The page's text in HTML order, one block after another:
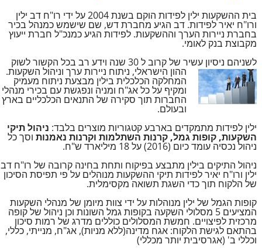
בית ההשקעות ילין לפידות הוקם בשנת 2004 על ידי רו"ח דב ילין
ורו"ח יאיר לפידות. דב הגיע מחברת דש, שם שישמש כמנהל בכיר
בחברת ניירות הערך וההשקעות. לפידות הגיע כמנכ"ל חברת ייעוץ
מקבוצת בנק לאומי.
לשניהם ניסיון עשיר של קרוב ל 30 שנה וידע רב בכל הקשור לשוק
ההון הישראלי, ניתוח ניירות ערך וניהול השקעות.
המחלקה הכלכלית בילין מבצעת ניתוח מעמיק
ומקיף על כל אג"ח ומניה ונפגשת עם בכירי מנהלי
החברות תוך סקירה של התנאים הכלכליים בארץ
ובעולם.
ילין לפידות מתמקדים בארבע קטגוריות מוצרים בלבד: ניהול תיקי
השקעות, קופות גמל, קרנות השתלמות וקרנות נאמנותוסך כל
ניהול נכסיה עומד כיום (2016) על 18 מיליארד ש"ח.
ניהול התיקים בילין מתבצע בפיקוח ותחת בחינה קרובה של רו"ח דב
ילין ורו"ח יאיר לפידות תיקי ההשקעות מנוהלים על פי תפיסת הסיכון
של הלקוח תוך כדי השגת תשואה מקסימלית.
קופות הגמל של ילין מנוהלות על ידי צוות מיומן של מנהלי השקעות
המציעים 5 מסלולי השקעה בקופות גמל השונות וכן ניהול של קופה
מרכזית לפיצויים. חמשת המסלולים כוללים מדרג של רמות סיכון
בהתאם לגישת הלקוח: אגח מדינה(ללא מניות), אג"ח, מנייתי, כללי,
וכללי ב' (אגרסיבית יותר מכללי)